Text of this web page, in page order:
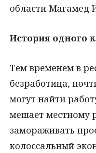
области Магамед
История одного
Тем временем в
безработица,
могут найти
мешает местному
замораживать
колоссальный